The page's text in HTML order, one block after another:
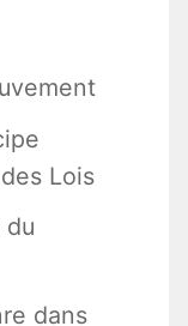
Lois
du
dans